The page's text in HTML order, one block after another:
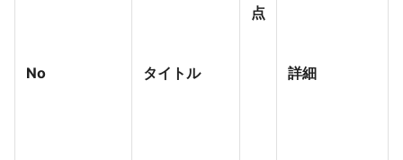
No タイトル
点
詳細